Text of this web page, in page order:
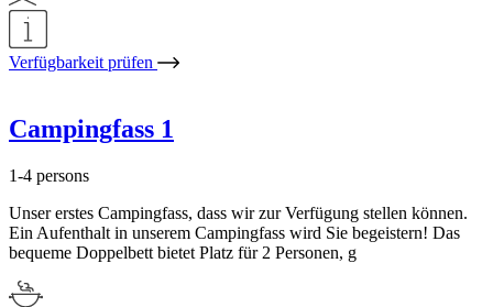
Verfügbarkeit prüfen
Campingfass 1
1-4 persons
Unser erstes Campingfass, dass wir zur Verfügung stellen können.
Ein Aufenthalt in unserem Campingfass wird Sie begeistern! Das
bequeme Doppelbett bietet Platz für 2 Personen, g